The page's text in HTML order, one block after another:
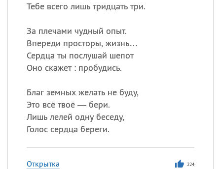
Тебе всего лишь тридцать три.
За плечами чудный опыт.
Впереди просторы, жизнь…
Сердца ты послушай шепот
Оно скажет : пробудись.
Благ земных желать не буду,
Это всё твоё — бери.
Лишь лелей одну беседу,
Голос сердца береги.
Открытка 224